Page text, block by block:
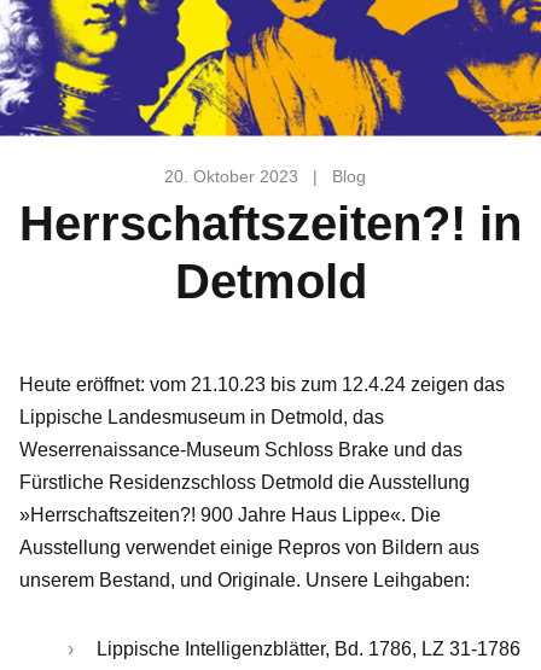
20. Oktober 2023 | Blog
Herrschaftszeiten?! in
Detmold
Heute eröffnet: vom 21.10.23 bis zum 12.4.24 zeigen das
Lippische Landesmuseum in Detmold, das
Weserrenaissance-Museum Schloss Brake und das
Fürstliche Residenzschloss Detmold die Ausstellung
»Herrschaftszeiten?! 900 Jahre Haus Lippe«. Die
Ausstellung verwendet einige Repros von Bildern aus
unserem Bestand, und Originale. Unsere Leihgaben:
Lippische Intelligenzblätter, Bd. 1786, LZ 31-1786